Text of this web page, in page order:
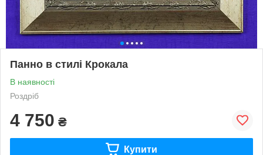
Панно в стилі Крокала
В наявності
Роздріб
4 750 ₴
Купити